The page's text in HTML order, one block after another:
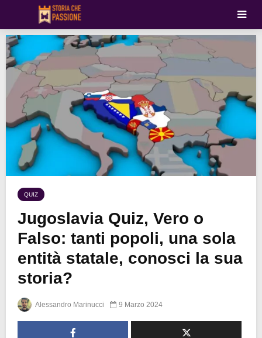
QUIZ
Jugoslavia Quiz, Vero o
Falso: tanti popoli, una sola
entità statale, conosci la sua
storia?
Alessandro Marinucci 9 Marzo 2024